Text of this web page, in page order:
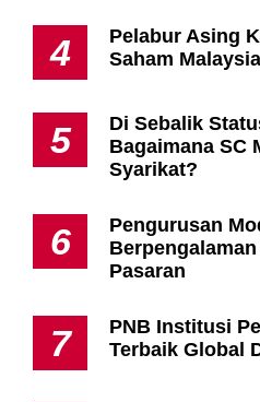
4
Pelabur Asing
Saham
5
Di Sebalik
Bagaimana SC
Syarikat?
6
Pengurusan
Pasaran
7
PNB Institusi
Terbaik Global